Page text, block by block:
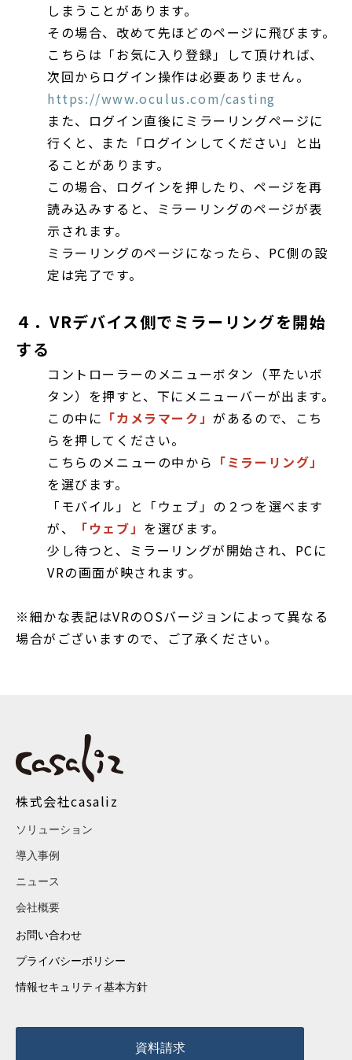
しまうことがあります。
その場合、改めて先ほどのページに飛びます。
こちらは「お気に入り登録」して頂ければ、
次回からログイン操作は必要ありません。
https://www.oculus.com/casting
また、ログイン直後にミラーリングページに
行くと、また「ログインしてください」と出
ることがあります。
この場合、ログインを押したり、ページを再
読み込みすると、ミラーリングのページが表
示されます。
ミラーリングのページになったら、PC側の設
定は完了です。
４．VRデバイス側でミラーリングを開始
する
コントローラーのメニューボタン（平たいボ
タン）を押すと、下にメニューバーが出ます。
この中に 「カメラマーク」があるので、こち
らを押してください。
こちらのメニューの中から 「ミラーリング」
を選びます。
「モバイル」と「ウェブ」の２つを選べます
が、
「ウェブ」 を選びます。
少し待つと、ミラーリングが開始され、PCに
VRの画面が映されます。
※細かな表記はVRのOSバージョンによって異なる
場合がございますので、ご了承ください。
株式会社casaliz
ソリューション
導入事例
ニュース
会社概要
お問い合わせ
プライバシーポリシー
情報セキュリティ基本方針
資料請求